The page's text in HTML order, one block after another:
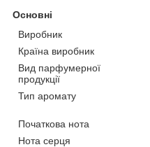
Основні
Виробник
Країна виробник
Вид парфумерної
продукції
Тип аромату
Початкова нота
Нота серця